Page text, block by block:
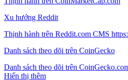
Xu hướng Reddit
Thịnh hành trên Reddit.com CMS
Danh sách theo dõi trên CoinGecko
Danh sách theo dõi trên
Hiển thị thêm